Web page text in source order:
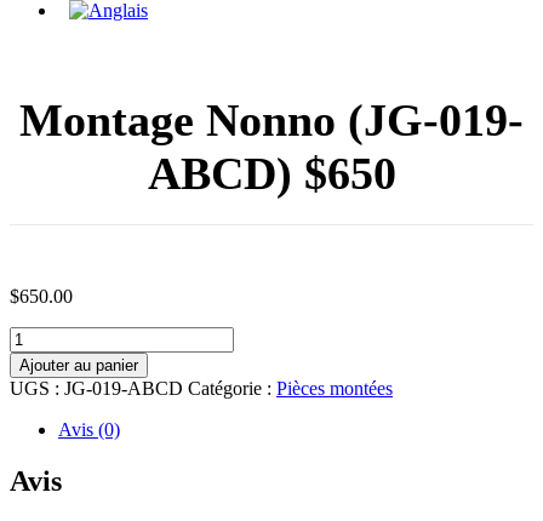
Montage Nonno (JG-019-
ABCD) $650
$650.00
quantité
de
Montage
Nonno
(JG-
ABCD)
$650
Ajouter au panier
UGS : JG-019-ABCD Catégorie : Pièces montées
Avis (0)
Avis